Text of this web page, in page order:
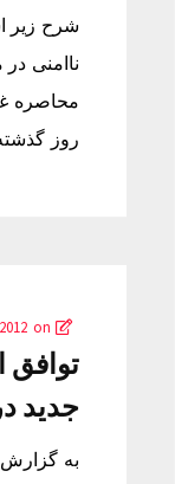
شرح زیر
ناامنی
محاصره
روز
on
توافق
جدید
به